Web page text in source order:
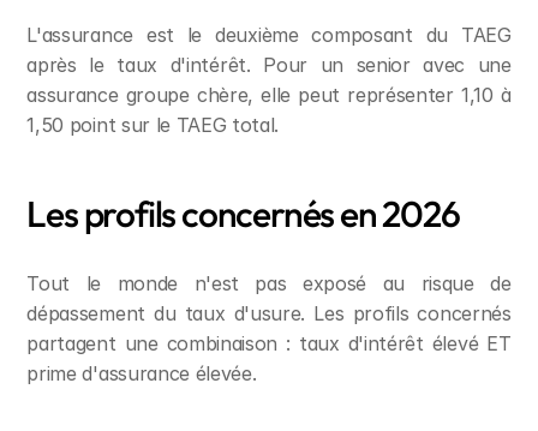
L'assurance est le deuxième composant du TAEG
après le taux d'intérêt. Pour un senior avec une
assurance groupe chère, elle peut représenter 1,10 à
1,50 point sur le TAEG total.
Les profils concernés en 2026
Tout le monde n'est pas exposé au risque de
dépassement du taux d'usure. Les profils concernés
partagent une combinaison : taux d'intérêt élevé ET
prime d'assurance élevée.